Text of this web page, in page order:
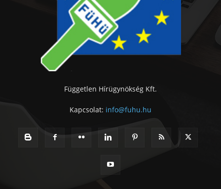
Független Hírügynökség Kft.
Kapcsolat: info@fuhu.hu